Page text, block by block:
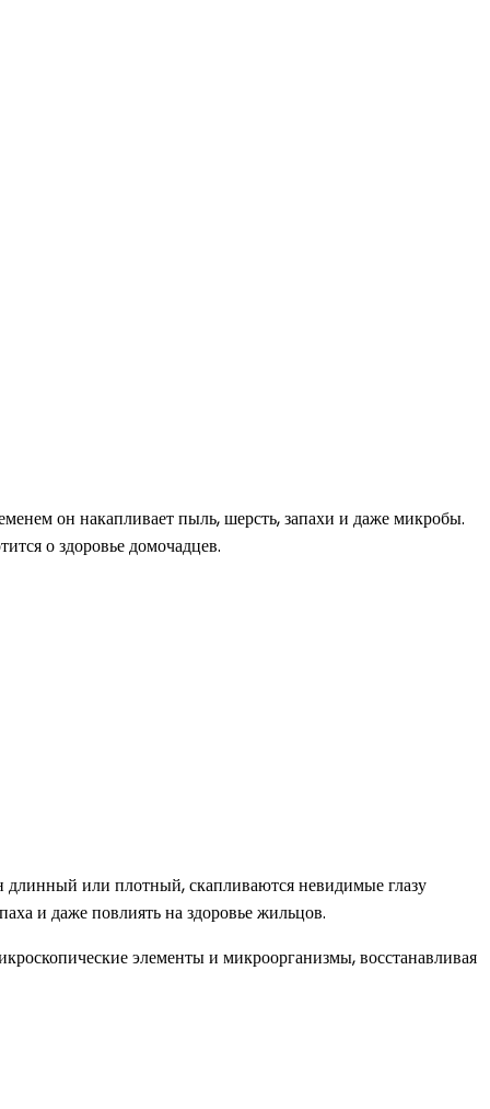
он накапливает пыль, шерсть, запахи и даже микробы.
о здоровье домочадцев.
длинный или плотный, скапливаются невидимые глазу
и даже повлиять на здоровье жильцов.
элементы и микроорганизмы, восстанавливая